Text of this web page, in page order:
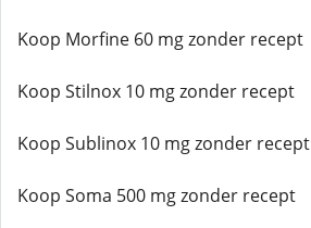
Koop Morfine 60 mg zonder recept
Koop Stilnox 10 mg zonder recept
Koop Sublinox 10 mg zonder recept
Koop Soma 500 mg zonder recept